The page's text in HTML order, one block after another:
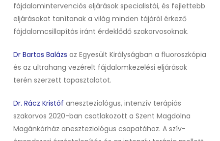
fájdalomintervenciós eljárások specialistái, és fejlettebb
eljárásokat tanítanak a világ minden tájáról érkező
fájdalomcsillapítás iránt érdeklődő szakorvosoknak.
Dr Bartos Balázs az Egyesült Királyságban a fluoroszkópia
és az ultrahang vezérelt fájdalomkezelési eljárások
terén szerzett tapasztalatot.
Dr. Rácz Kristóf aneszteziológus, intenzív terápiás
szakorvos 2020-ban csatlakozott a Szent Magdolna
Magánkórház aneszteziológus csapatához. A szív-